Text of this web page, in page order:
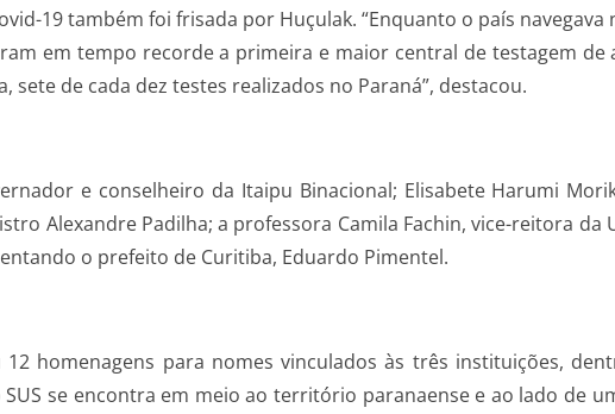
19 também foi frisada por Huçulak. “Enquanto o país
em tempo recorde a primeira e maior central de testagem
sete de cada dez testes realizados no Paraná”, destacou.
e conselheiro da Itaipu Binacional; Elisabete Harumi
Alexandre Padilha; a professora Camila Fachin, vice-reitora da
o prefeito de Curitiba, Eduardo Pimentel.
homenagens para nomes vinculados às três instituições,
se encontra em meio ao território paranaense e ao lado de